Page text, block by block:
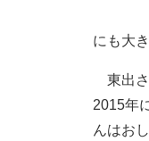
にも大
東出さ
2015年
んはお